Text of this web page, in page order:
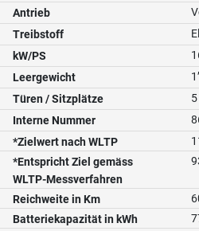
Antrieb
Treibstoff
kW/PS
Leergewicht
Türen / Sitzplätze
Interne Nummer
*Zielwert nach WLTP
*Entspricht Ziel gemäss
WLTP-Messverfahren
Reichweite in Km
Batteriekapazität in kWh